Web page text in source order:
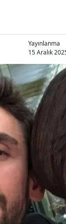
Yayınlanma
15 Aralık